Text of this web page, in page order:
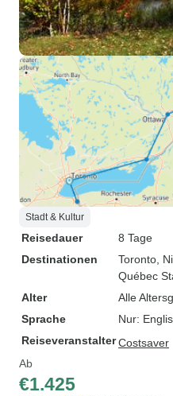
Stadt & Kultur
Reisedauer
8 Tage
Destinationen
Toronto ,
Québec
Alter
Alle
Sprache
Nur:
ReiseveranstalterCostsaver
Ab
€1.425